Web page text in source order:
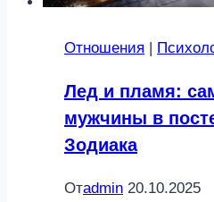
Отношения
Лед и пламя:
мужчины в
Зодиака
Отadmin 20.10.2025